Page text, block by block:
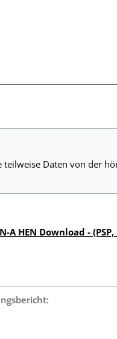
teilweise Daten von der
HEN Download -